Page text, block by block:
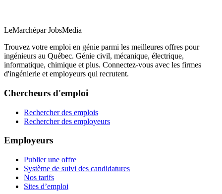
LeMarchépar JobsMedia
Trouvez votre emploi en génie parmi les meilleures offres pour
ingénieurs au Québec. Génie civil, mécanique, électrique,
informatique, chimique et plus. Connectez-vous avec les firmes
d'ingénierie et employeurs qui recrutent.
Chercheurs d'emploi
Rechercher des emplois
Rechercher des employeurs
Employeurs
Publier une offre
Système de suivi des candidatures
Nos tarifs
Sites d’emploi